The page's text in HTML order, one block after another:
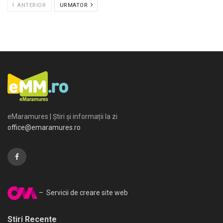
ANTERIOR URMATOR
eMaramures | Știri și informații la zi
office@emaramures.ro
– Servicii de creare site web
Stiri Recente